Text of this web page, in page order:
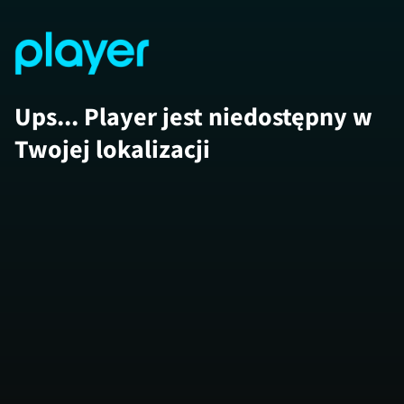
Ups... Player jest niedostępny w
Twojej lokalizacji